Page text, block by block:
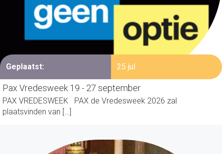
Geplaatst: 25 jul
Pax Vredesweek 19 - 27 september
PAX VREDESWEEK PAX de Vredesweek 2026 zal
plaatsvinden van […]